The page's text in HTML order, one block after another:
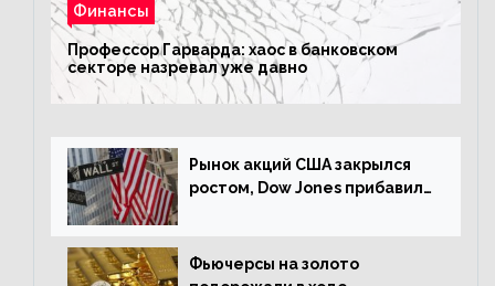
Финансы
Профессор Гарварда: хаос в банковском
секторе назревал уже давно
Рынок акций США закрылся
ростом, Dow Jones прибавил
Фьючерсы на золото